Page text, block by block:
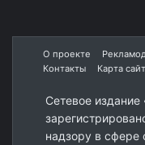
О проекте
Контакты
Карта
Сетевое
надзору в сфере